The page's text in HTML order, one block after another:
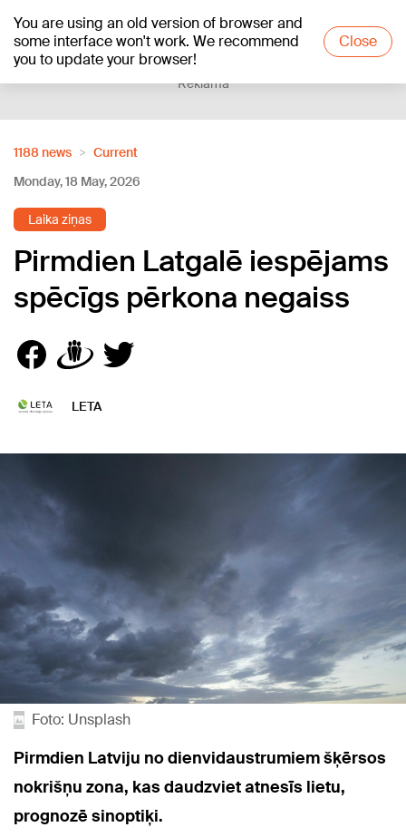
You are using an old version of browser and
some interface won't work. We recommend
you to update your browser!
Close
+19°C
Reklāma
1188 news
Current
Monday, 18 May, 2026
Laika ziņas
Pirmdien Latgalē iespējams
spēcīgs pērkona negaiss
LETA
Foto: Unsplash
Pirmdien Latviju no dienvidaustrumiem šķērsos
nokrišņu zona, kas daudzviet atnesīs lietu,
prognozē sinoptiķi.